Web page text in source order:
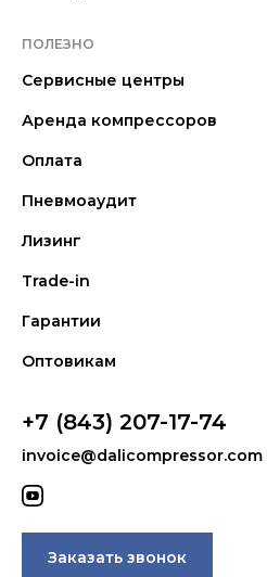
ПОЛЕЗНО
Сервисные центры
Аренда компрессоров
Оплата
Пневмоаудит
Лизинг
Trade-in
Гарантии
Оптовикам
+7 (843) 207-17-74
invoice@dalicompressor.com
Заказать звонок